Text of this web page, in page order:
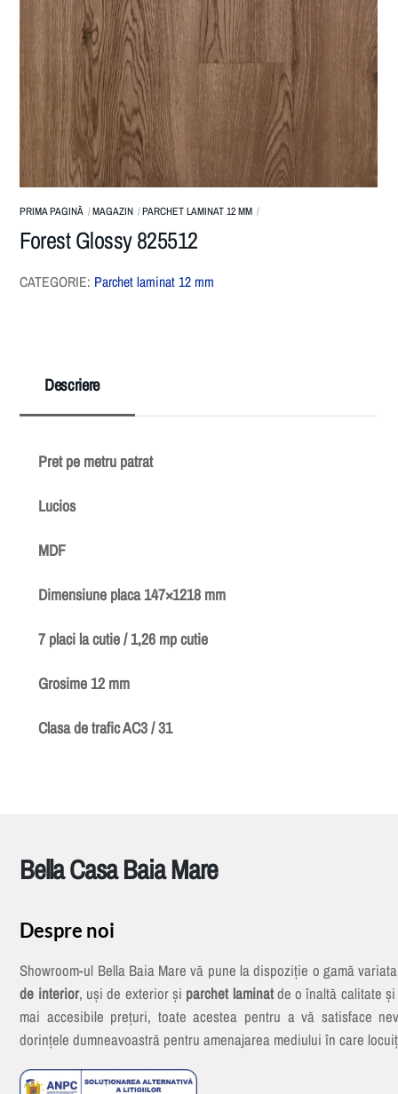
PRIMA PAGINĂ MAGAZIN PARCHET LAMINAT 12 MM
Forest Glossy 825512
CATEGORIE: Parchet laminat 12 mm
Descriere
Pret pe metru patrat
Lucios
MDF
Dimensiune placa 147×1218 mm
7 placi la cutie / 1,26 mp cutie
Grosime 12 mm
Clasa de trafic AC3 / 31
Bella Casa Baia Mare
Despre noi
Showroom-ul Bella Baia Mare vă pune la dispoziție o gamă
de interior, uși de exterior și parchet laminatde o înaltă calitate și
mai accesibile prețuri, toate acestea pentru a vă satisface
dorințele dumneavoastră pentru amenajarea mediului în care